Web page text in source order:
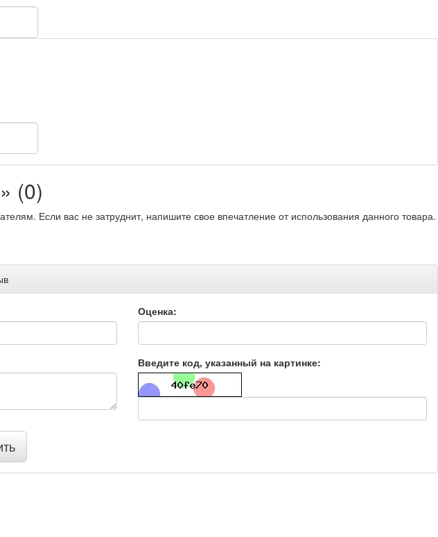
(0)
Если вас не затруднит, напишите свое впечатление от использования данного товара.
Оценка:
Введите код, указанный на картинке: